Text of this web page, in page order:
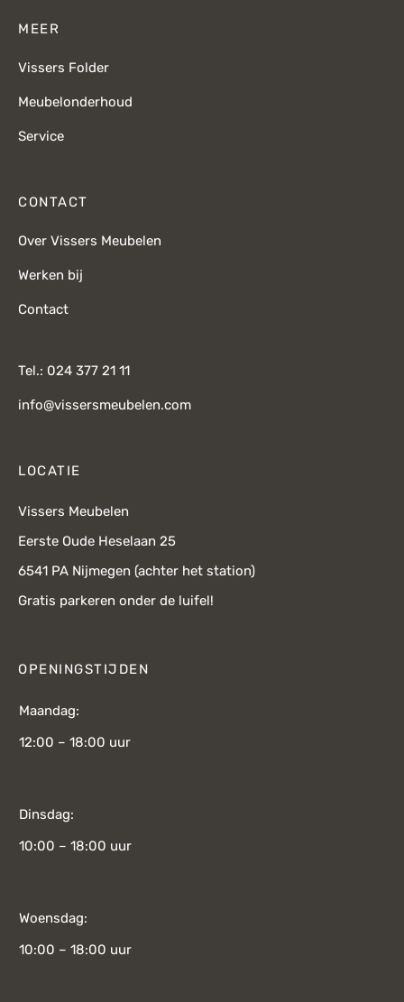
MEER
Vissers Folder
Meubelonderhoud
Service
CONTACT
Over Vissers Meubelen
Werken bij
Contact
Tel.: 024 377 21 11
info@vissersmeubelen.com
LOCATIE
Vissers Meubelen
Eerste Oude Heselaan 25
6541 PA Nijmegen (achter het station)
Gratis parkeren onder de luifel!
OPENINGSTIJDEN
Maandag:
12:00 – 18:00 uur
Dinsdag:
10:00 – 18:00 uur
Woensdag:
10:00 – 18:00 uur